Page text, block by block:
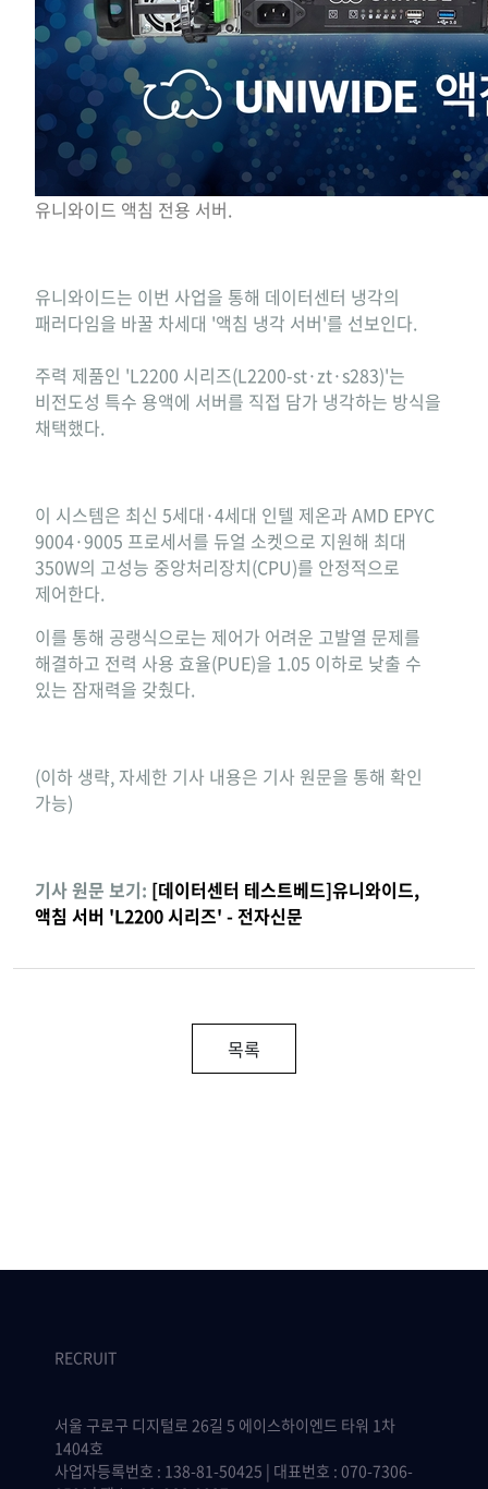
유니와이드 액침 전용 서버.
유니와이드는 이번 사업을 통해 데이터센터 냉각의
패러다임을 바꿀 차세대 '액침 냉각 서버'를 선보인다.
주력 제품인 'L2200 시리즈(L2200-st·zt·s283)'는
비전도성 특수 용액에 서버를 직접 담가 냉각하는 방식을
채택했다.
이 시스템은 최신 5세대·4세대 인텔 제온과 AMD EPYC
9004·9005 프로세서를 듀얼 소켓으로 지원해 최대
350W의 고성능 중앙처리장치(CPU)를 안정적으로
제어한다.
이를 통해 공랭식으로는 제어가 어려운 고발열 문제를
해결하고 전력 사용 효율(PUE)을 1.05 이하로 낮출 수
있는 잠재력을 갖췄다.
(이하 생략, 자세한 기사 내용은 기사 원문을 통해 확인
가능)
기사 원문 보기: [데이터센터 테스트베드]유니와이드,
액침 서버 'L2200 시리즈' - 전자신문
목록
RECRUIT
서울 구로구 디지털로 26길 5 에이스하이엔드 타워 1차
1404호
사업자등록번호 : 138-81-50425 | 대표번호 : 070-7306-